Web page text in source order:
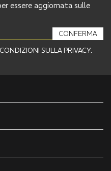
essere aggiornata sulle
SULLA PRIVACY.
CONFERMA